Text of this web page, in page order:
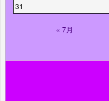
31
« 7月